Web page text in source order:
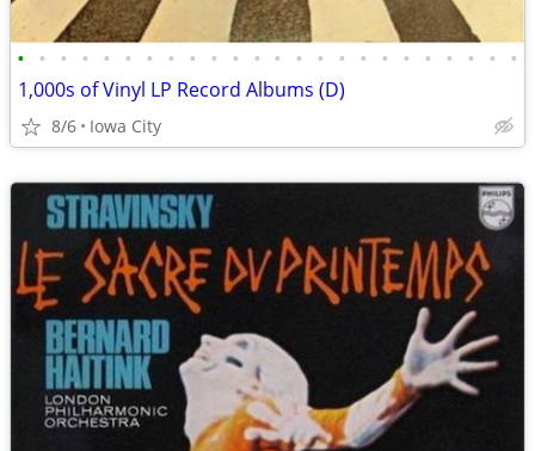
• • • • • • • • • • • • • • • • • • • • • • • •
1,000s of Vinyl LP Record Albums (D)
8/6 Iowa City